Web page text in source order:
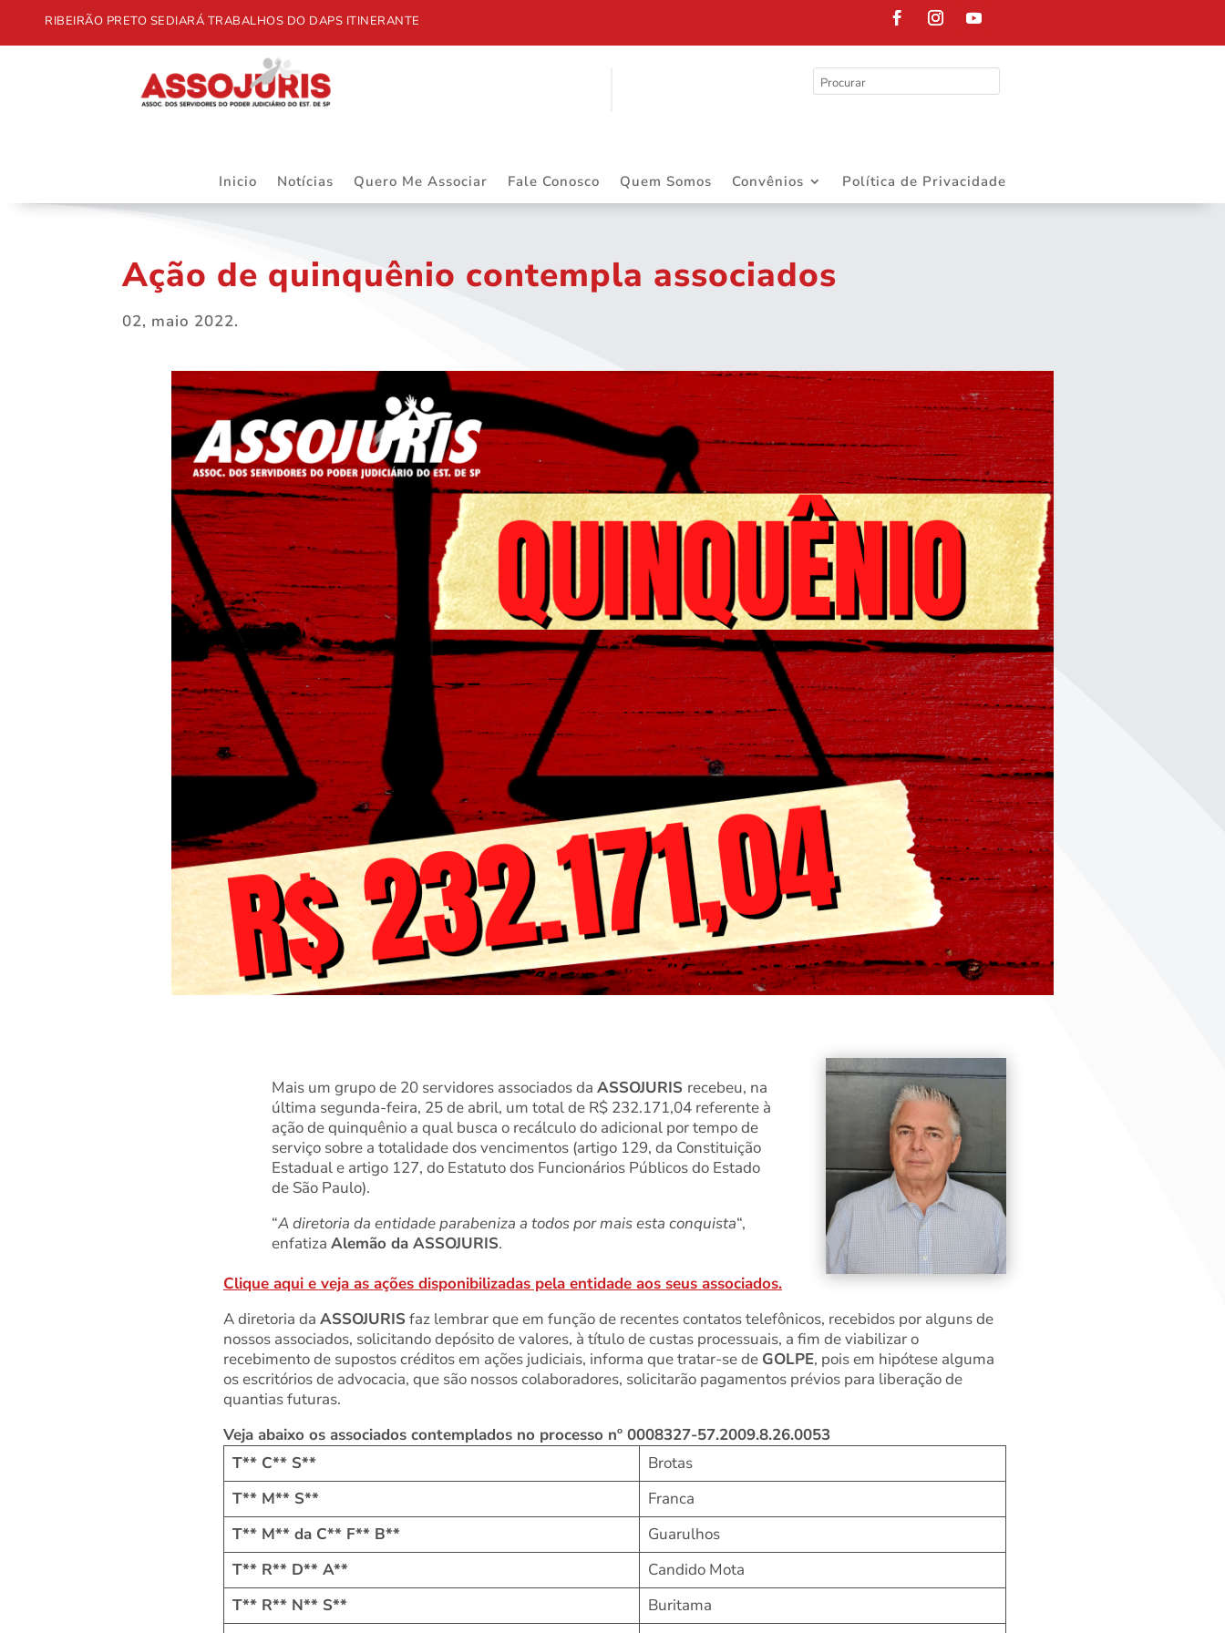
PRETO SEDIARÁ TRABALHOS DO DAPS ITINERANTE
Inicio Notícias Quero Me Associar Fale Conosco Quem Somos Convênios Política de Privacidade
Ação de quinquênio contempla associados
02, maio 2022.
Mais um grupo de 20 servidores associados da ASSOJURIS recebeu, na
última segunda-feira, 25 de abril, um total de R$ 232.171,04 referente à
ação de quinquênio a qual busca o recálculo do adicional por tempo de
serviço sobre a totalidade dos vencimentos (artigo 129, da Constituição
Estadual e artigo 127, do Estatuto dos Funcionários Públicos do Estado
de São Paulo).
“A diretoria da entidade parabeniza a todos por mais esta conquista“,
enfatiza Alemão da ASSOJURIS.
Clique aqui e veja as ações disponibilizadas pela entidade aos seus associados.
A diretoria da ASSOJURIS faz lembrar que em função de recentes contatos telefônicos, recebidos por alguns de
nossos associados, solicitando depósito de valores, à título de custas processuais, a fim de viabilizar o
recebimento de supostos créditos em ações judiciais, informa que tratar-se de GOLPE, pois em hipótese alguma
os escritórios de advocacia, que são nossos colaboradores, solicitarão pagamentos prévios para liberação de
quantias futuras.
Veja abaixo os associados contemplados no processo nº 0008327-57.2009.8.26.0053
T** C** S**
Brotas
T** M** S**
Franca
T** M** da C** F** B**
Guarulhos
T** R** D** A**
Candido Mota
T** R** N** S**
Buritama